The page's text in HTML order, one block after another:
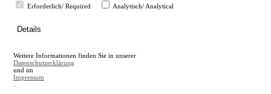
en
A
A
Erforderlich/ Required
Analytisch/ Analytical
Details
Weitere Informationen finden Sie in unserer
Datenschutzerklärung
und im
Impressum